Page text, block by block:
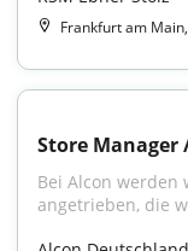
Frankfurt am
Store
Bei Alcon
angetrieben, die